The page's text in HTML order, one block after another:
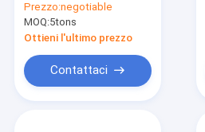
le bobine d'acciaio
ASTM IL GB G60
1.5mm spesso
Prezzo:negotiable
MOQ:5tons
Ottieni l'ultimo prezzo
Contattaci